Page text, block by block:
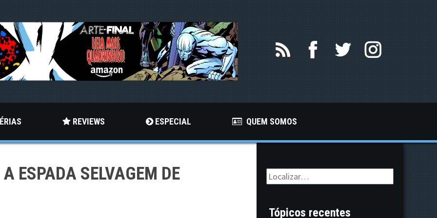
REVIEWS ESPECIAL QUEM SOMOS
ESPADA SELVAGEM DE
Tópicos recentes